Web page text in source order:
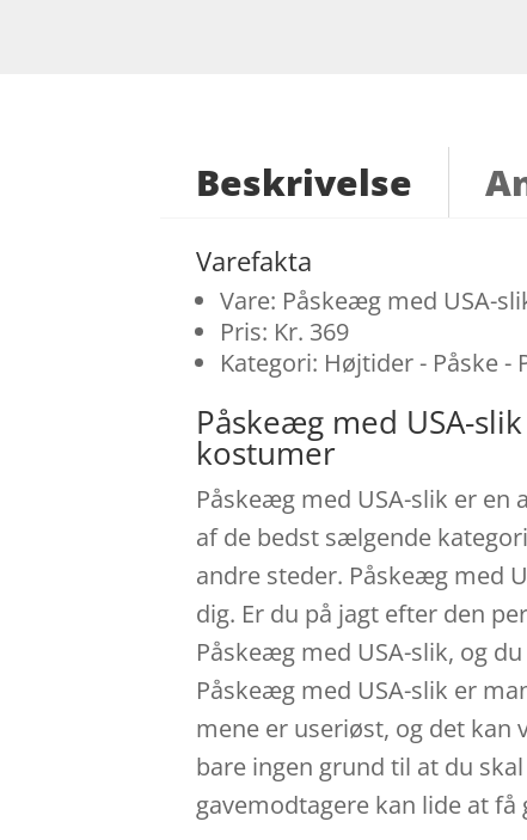
Beskrivelse
Varefakta
Vare: Påskeæg med USA-
Pris: Kr. 369
Kategori: Højtider - Påske -
Påskeæg med USA-
kostumer
Påskeæg med USA-slik er en
af de bedst sælgende
andre steder. Påskeæg med
dig. Er du på jagt efter den
Påskeæg med USA-slik, og
Påskeæg med USA-slik er
mene er useriøst, og det kan
bare ingen grund til at du
gavemodtagere kan lide at få